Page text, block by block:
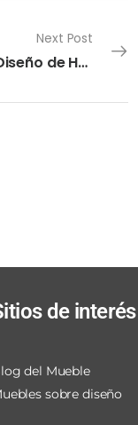
Next Post
Recámara con Diseño de Hojas en el Respaldo Furniture
de interés
del Mueble
sobre diseño